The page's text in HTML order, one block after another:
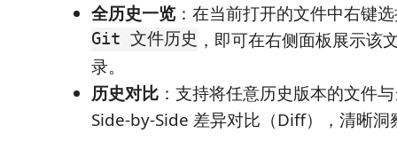
全历史一览 ：在当前打开的文件中右键
Git 文件历史 ，即可在右侧面板展示该
录。
历史对比 ：支持将任意历史版本的文件
Side-by-Side 差异对比（Diff），清晰洞